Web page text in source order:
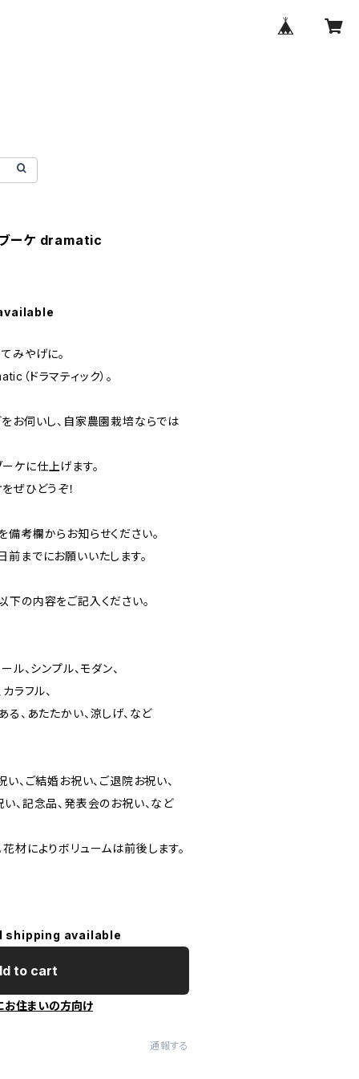
ーケ dramatic
みやげに。
（ドラマティック）。
お伺いし、自家農園栽培ならでは
ケに仕上げます。
ぜひどうぞ！
考欄からお知らせください。
までにお願いいたします。
の内容をご記入ください。
ル、シンプル、モダン、
ラフル、
る、あたたかい、涼しげ、など
い、ご結婚お祝い、ご退院お祝い、
、記念品、発表会のお祝い、など
材によりボリュームは前後します。
shipping available
to cart
お住まいの方向け
通報する